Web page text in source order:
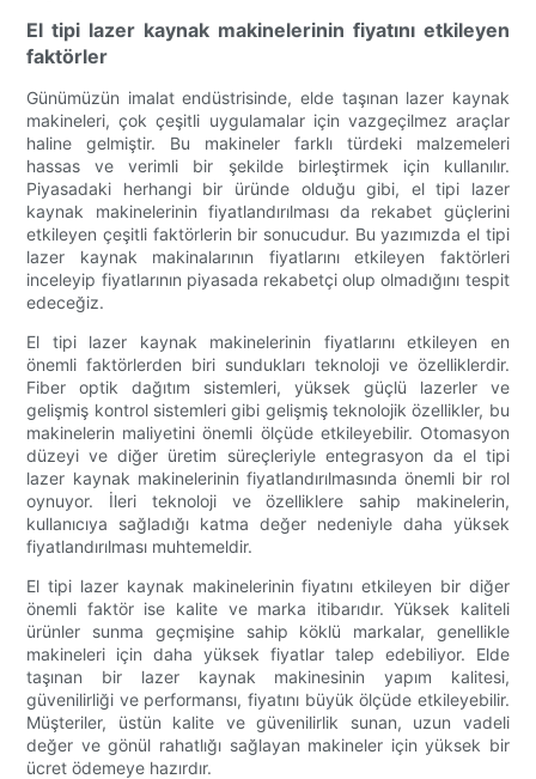
El tipi lazer kaynak makinelerinin fiyatını etkileyen
faktörler
Günümüzün imalat endüstrisinde, elde taşınan lazer kaynak
makineleri, çok çeşitli uygulamalar için vazgeçilmez araçlar
haline gelmiştir. Bu makineler farklı türdeki malzemeleri
hassas ve verimli bir şekilde birleştirmek için kullanılır.
Piyasadaki herhangi bir üründe olduğu gibi, el tipi lazer
kaynak makinelerinin fiyatlandırılması da rekabet güçlerini
etkileyen çeşitli faktörlerin bir sonucudur. Bu yazımızda el tipi
lazer kaynak makinalarının fiyatlarını etkileyen faktörleri
inceleyip fiyatlarının piyasada rekabetçi olup olmadığını tespit
edeceğiz.
El tipi lazer kaynak makinelerinin fiyatlarını etkileyen en
önemli faktörlerden biri sundukları teknoloji ve özelliklerdir.
Fiber optik dağıtım sistemleri, yüksek güçlü lazerler ve
gelişmiş kontrol sistemleri gibi gelişmiş teknolojik özellikler, bu
makinelerin maliyetini önemli ölçüde etkileyebilir. Otomasyon
düzeyi ve diğer üretim süreçleriyle entegrasyon da el tipi
lazer kaynak makinelerinin fiyatlandırılmasında önemli bir rol
oynuyor. İleri teknoloji ve özelliklere sahip makinelerin,
kullanıcıya sağladığı katma değer nedeniyle daha yüksek
fiyatlandırılması muhtemeldir.
El tipi lazer kaynak makinelerinin fiyatını etkileyen bir diğer
önemli faktör ise kalite ve marka itibarıdır. Yüksek kaliteli
ürünler sunma geçmişine sahip köklü markalar, genellikle
makineleri için daha yüksek fiyatlar talep edebiliyor. Elde
taşınan bir lazer kaynak makinesinin yapım kalitesi,
güvenilirliği ve performansı, fiyatını büyük ölçüde etkileyebilir.
Müşteriler, üstün kalite ve güvenilirlik sunan, uzun vadeli
değer ve gönül rahatlığı sağlayan makineler için yüksek bir
ücret ödemeye hazırdır.